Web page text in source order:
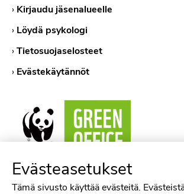
› Kirjaudu jäsenalueelle
› Löydä psykologi
›Tietosuojaselosteet
› Evästekäytännöt
Evästeasetukset
Tämä sivusto käyttää evästeitä.